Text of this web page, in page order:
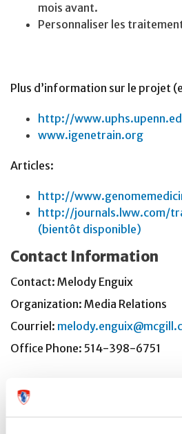
mois avant.
Personnaliser les
Plus d’information sur le projet
http://
www.igenetrain.org
Articles:
http://
http://journals.lww.com/
(bientôt disponible)
Contact Information
Contact: Melody Enguix
Organization: Media Relations
Courriel:
Office Phone: 514-398-6751
VOIR AUSSI